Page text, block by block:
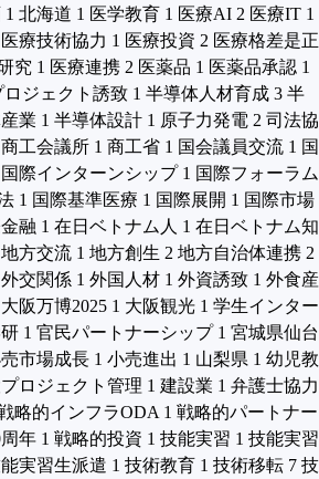
1 北海道 1 医学教育 1 医療AI 2 医療IT 1
医療技術協力 1 医療投資 2 医療格差是正
究 1 医療連携 2 医薬品 1 医薬品承認 1
ロジェクト誘致 1 半導体人材育成 3 半
業 1 半導体設計 1 原子力発電 2 司法協
商工会議所 1 商工省 1 国会議員交流 1 国
国際インターンシップ 1 国際フォーラム
1 国際基準医療 1 国際展開 1 国際市場
融 1 在日ベトナム人 1 在日ベトナム知
地方交流 1 地方創生 2 地方自治体連携 2
外交関係 1 外国人材 1 外資誘致 1 外食産
大阪万博2025 1 大阪観光 1 学生インター
1 官民パートナーシップ 1 宮城県仙台
市場成長 1 小売進出 1 山梨県 1 幼児教
ロジェクト管理 1 建設業 1 弁護士協力
略的インフラODA 1 戦略的パートナー
年 1 戦略的投資 1 技能実習 1 技能実習
実習生派遣 1 技術教育 1 技術移転 7 技